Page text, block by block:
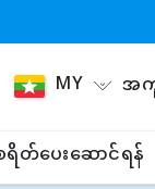
MY အ
တ်ပေးဆောင်ရန်